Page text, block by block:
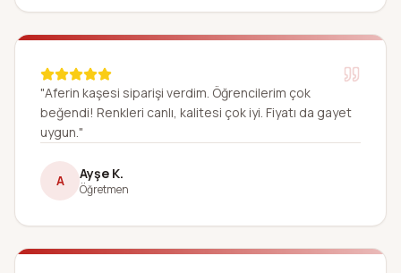
"Aferin kaşesi siparişi verdim. Öğrencilerim çok
beğendi! Renkleri canlı, kalitesi çok iyi. Fiyatı da gayet
uygun."
A Ayşe K.
Öğretmen